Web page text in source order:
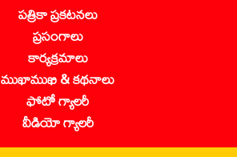
పత్రికా ప్రకటనలు
ప్రసంగాలు
కార్యక్రమాలు
ముఖాముఖి & కథనాలు
ఫోటో గ్యాలరీ
వీడియో గ్యాలరీ